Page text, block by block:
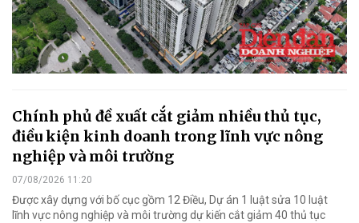
Chính phủ đề xuất cắt giảm nhiều thủ tục,
điều kiện kinh doanh trong lĩnh vực nông
nghiệp và môi trường
07/08/2026 11:20
Được xây dựng với bố cục gồm 12 Điều, Dự án 1 luật sửa 10 luật
lĩnh vực nông nghiệp và môi trường dự kiến cắt giảm 40 thủ tục